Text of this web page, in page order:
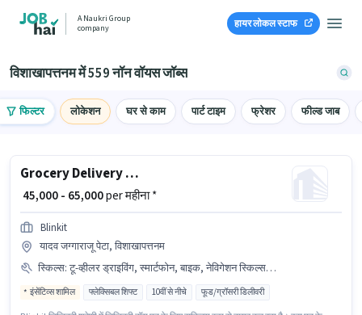
A Naukri Group
company
हायर लोकल स्टाफ
विशाखापत्तनम में 559 नॉन वॉयस जॉब्स
फिल्टर लोकेशन घर से काम पार्ट टाइम फ्रेशर फील्ड जाब
Grocery Delivery Boy
₹ 45,000 - 65,000per महीना *
Blinkit
यादव जग्गाराजू पेटा, विशाखापत्तनम
स्किल्स: टू-व्हीलर ड्राइविंग, स्मार्टफोन, बाइक, नेविगेशन स्किल्स, आधार कार्ड, बैंक अकाउंट, एरिया नॉलेज, PAN कार्ड
इंसेंटिव्स शामिल फ्लेक्सिबल शिफ्ट 10वीं से नीचे फूड/ग्रॉसरी डिलीवरी